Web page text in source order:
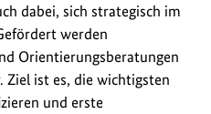
dabei, sich strategisch im
werden
Orientierungsberatungen
Ziel ist es, die wichtigsten
und erste